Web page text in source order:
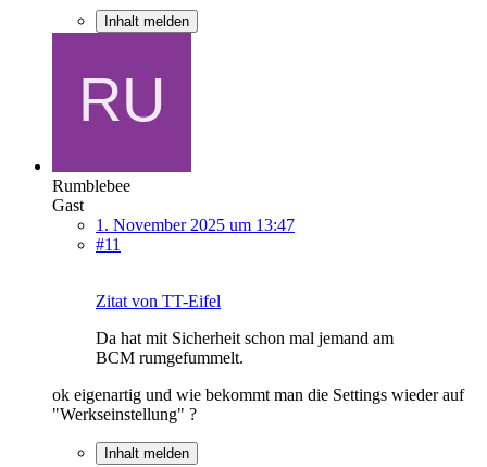
Inhalt melden
Rumblebee
Gast
1. November 2025 um 13:47
#11
Zitat von TT-Eifel
Da hat mit Sicherheit schon mal jemand am
BCM rumgefummelt.
ok eigenartig und wie bekommt man die Settings wieder auf
"Werkseinstellung" ?
Inhalt melden